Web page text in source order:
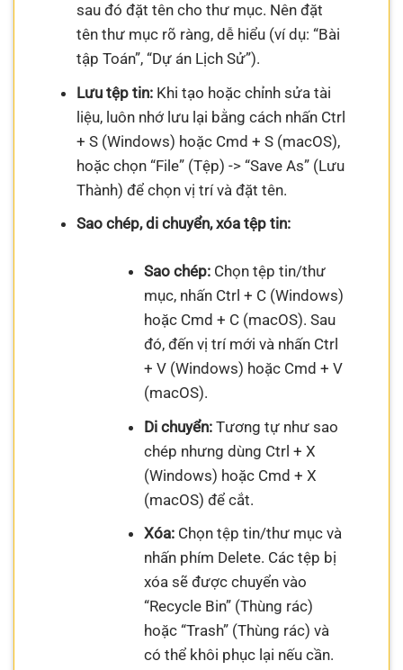
sau đó đặt tên cho thư mục. Nên đặt
tên thư mục rõ ràng, dễ hiểu (ví dụ: “Bài
tập Toán”, “Dự án Lịch Sử”).
Lưu tệp tin:Khi tạo hoặc chỉnh sửa tài
liệu, luôn nhớ lưu lại bằng cách nhấn Ctrl
+ S (Windows) hoặc Cmd + S (macOS),
hoặc chọn “File” (Tệp) -> “Save As” (Lưu
Thành) để chọn vị trí và đặt tên.
Sao chép, di chuyển, xóa tệp tin:
Sao chép:Chọn tệp tin/thư
mục, nhấn Ctrl + C (Windows)
hoặc Cmd + C (macOS). Sau
đó, đến vị trí mới và nhấn Ctrl
+ V (Windows) hoặc Cmd + V
(macOS).
Di chuyển:Tương tự như sao
chép nhưng dùng Ctrl + X
(Windows) hoặc Cmd + X
(macOS) để cắt.
Xóa:Chọn tệp tin/thư mục và
nhấn phím Delete. Các tệp bị
xóa sẽ được chuyển vào
“Recycle Bin” (Thùng rác)
hoặc “Trash” (Thùng rác) và
có thể khôi phục lại nếu cần.